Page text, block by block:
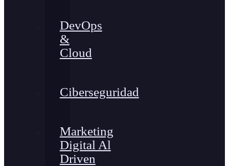
DevOps
&
Cloud
Ciberseguridad
Marketing
Digital Al
Driven